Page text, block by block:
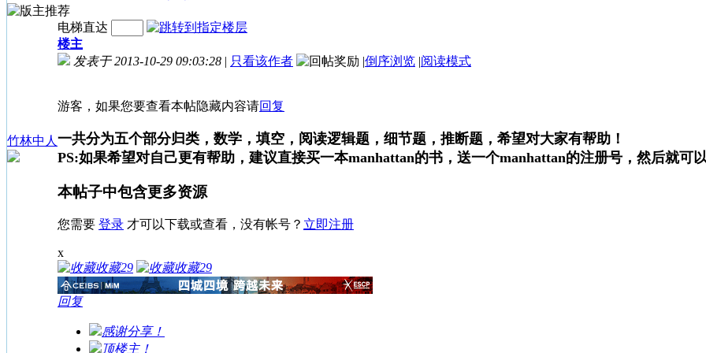
竹林中人
电梯直达
楼主
发表于 2013-10-29 09:03:28 | 只看该作者 |倒序浏览 |阅读模式
游客，如果您要查看本帖隐藏内容请回复
一共分为五个部分归类，数学，填空，阅读逻辑题，细节题，推断题，希望对大家有帮助！
PS:如果希望对自己更有帮助，建议直接买一本manhattan的书，送一个manhattan的注册号，然后就可
本帖子中包含更多资源
您需要 登录 才可以下载或查看，没有帐号？ 立即注册
x
收藏29 收藏29
回复
感谢分享！
顶楼主！